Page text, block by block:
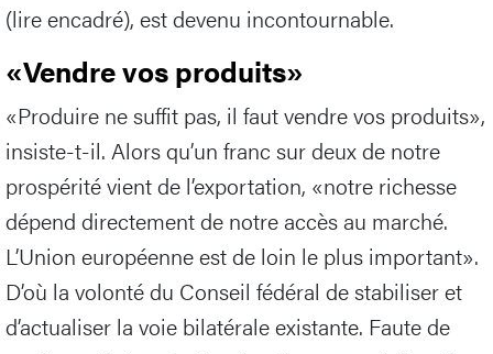
(lire encadré), est devenu incontournable.
«Vendre vos produits»
«Produire ne suffit pas, il faut vendre vos produits»,
insiste-t-il. Alors qu’un franc sur deux de notre
prospérité vient de l’exportation, «notre richesse
dépend directement de notre accès au marché.
L’Union européenne est de loin le plus important».
D’où la volonté du Conseil fédéral de stabiliser et
d’actualiser la voie bilatérale existante. Faute de